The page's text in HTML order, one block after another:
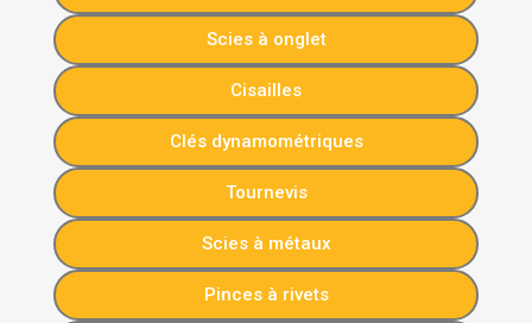
Scies à onglet
Cisailles
Clés dynamométriques
Tournevis
Scies à métaux
Pinces à rivets